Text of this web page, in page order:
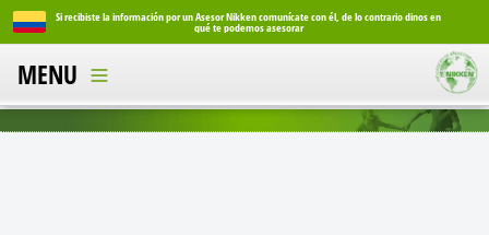
en Si recibiste la información por un Asesor Nikken comunícate con él, de lo contrario dinos en
qué te podemos asesorar
MENU